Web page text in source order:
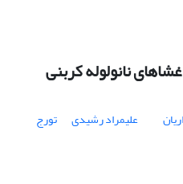
نانولوله کربنی
علیمراد رشیدی تورج